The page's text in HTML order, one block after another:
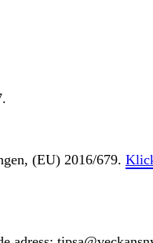
(EU) 2016/679.